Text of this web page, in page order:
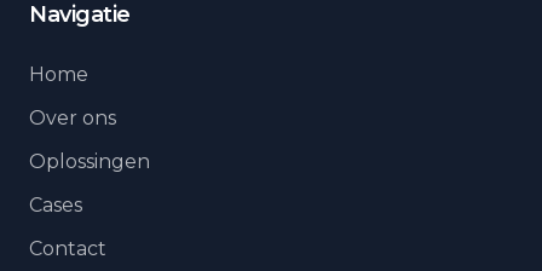
Navigatie
Home
Over ons
Oplossingen
Cases
Contact